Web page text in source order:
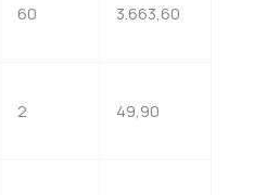
60 3.663,60
2 49,90